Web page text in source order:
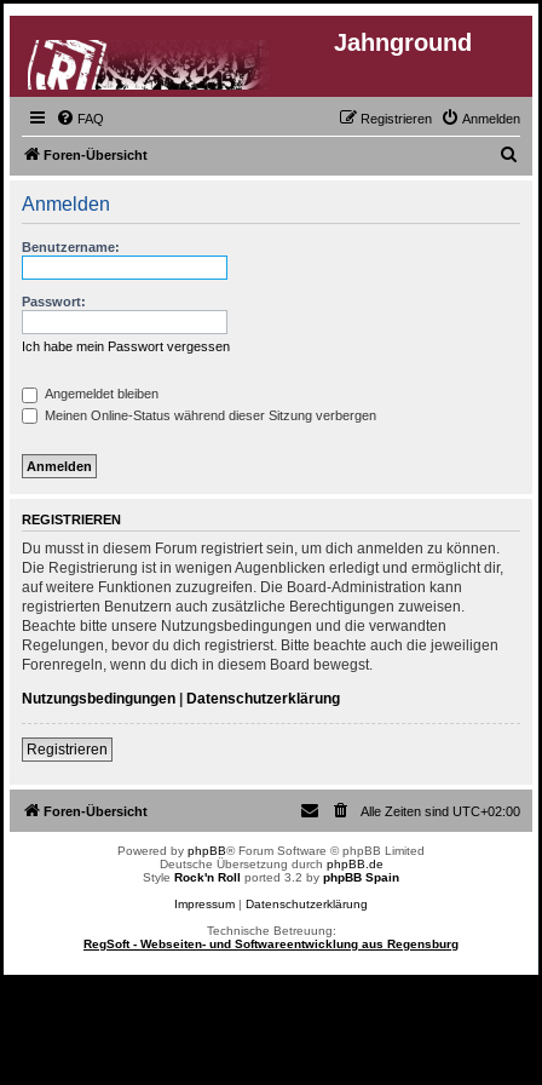
Jahnground
FAQ Anmelden
Registrieren
Foren-Übersicht
Anmelden
Benutzername:
Passwort:
Ich habe mein Passwort vergessen
Angemeldet bleiben
Meinen Online-Status während dieser Sitzung verbergen
REGISTRIEREN
Du musst in diesem Forum registriert sein, um dich anmelden zu können.
Die Registrierung ist in wenigen Augenblicken erledigt und ermöglicht dir,
auf weitere Funktionen zuzugreifen. Die Board-Administration kann
registrierten Benutzern auch zusätzliche Berechtigungen zuweisen.
Beachte bitte unsere Nutzungsbedingungen und die verwandten
Regelungen, bevor du dich registrierst. Bitte beachte auch die jeweiligen
Forenregeln, wenn du dich in diesem Board bewegst.
Nutzungsbedingungen | Datenschutzerklärung
Registrieren
Foren-Übersicht Alle Zeiten sind UTC+02:00
Powered by phpBB® Forum Software © phpBB Limited
Deutsche Übersetzung durch phpBB.de
Style Rock'n Roll ported 3.2 by phpBB Spain
Impressum | Datenschutzerklärung
Technische Betreuung:
RegSoft - Webseiten- und Softwareentwicklung aus Regensburg